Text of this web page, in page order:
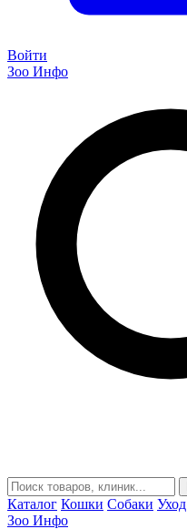
Войти
Зоо Инфо
Каталог Кошки Собаки Уход
Зоо Инфо